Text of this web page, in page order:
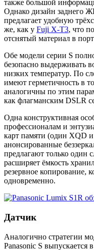
также большой
Однако дизайн заднего
предлагает удобную
же, как у Fuji X-T3, что
отснятый материал в
Обе модели серии S
безопасно выдерживать
низких температур. По
имеют герметичность в
аналогичны по этим
как флагманским DSLR
Одна конструктивная
профессионалам и
карт памяти (один XQD
анонсированные
предлагают только один
расширяет ёмкость
резервное копирование,
одновременно.
Датчик
Аналогично стратегии
Panasonic S выпускается